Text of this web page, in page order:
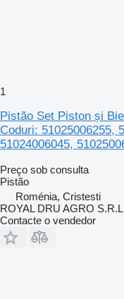
1
Pistão Set Piston și
Coduri: 51025006255,
51024006045,
Preço sob consulta
Pistão
Roménia, Cristesti
ROYAL DRU AGRO
Contacte o vendedor